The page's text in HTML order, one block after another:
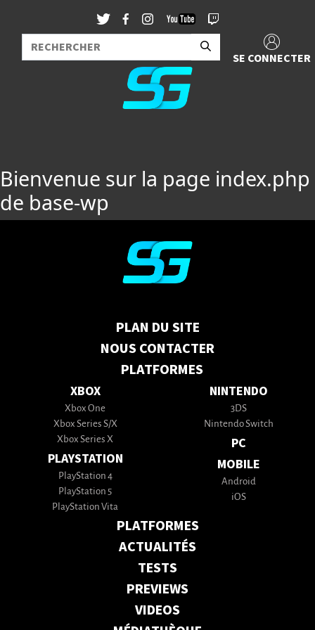
SE CONNECTER
Bienvenue sur la page index.php
de base-wp
PLAN DU SITE
NOUS CONTACTER
PLATFORMES
XBOX
Xbox One
Xbox Series S/X
Xbox Series X
PLAYSTATION
PlayStation 4
PlayStation 5
PlayStation Vita
NINTENDO
3DS
Nintendo Switch
PC
MOBILE
Android
iOS
PLATFORMES
ACTUALITÉS
TESTS
PREVIEWS
VIDEOS